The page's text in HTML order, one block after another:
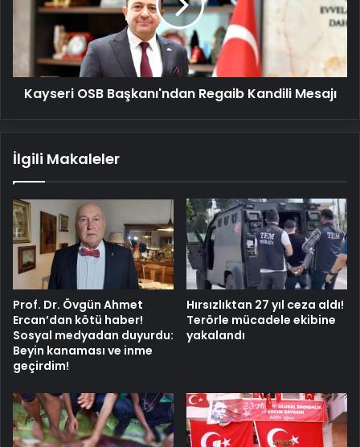
Kandili
Kayseri OSB Başkanı'ndan Regaib Kandili Mesajı
İlgili Makaleler
Prof. Dr. Övgün Ahmet
Ercan’dan kötü haber!
Sosyal medyadan duyurdu:
Beyin kanaması ve inme
geçirdim!
Hırsızlıktan 27 yıl ceza aldı!
Terörle mücadele ekibine
yakalandı